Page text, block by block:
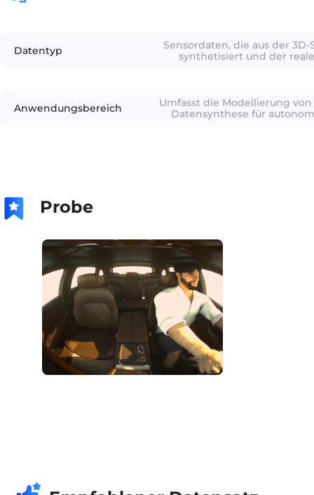
Datentyp
Sensordaten, die aus der
synthetisiert und der
Anwendungsbereich
Umfasst die Modellierung
Datensynthese für
Probe